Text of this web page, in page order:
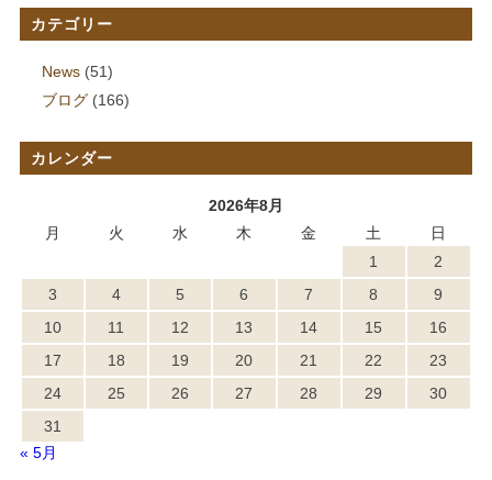
カテゴリー
News(51)
ブログ(166)
カレンダー
2026年8月
月
火 水 木 金 土
日
1
2
3
4 5 6 7 8
9
10
11 12 13 14 15
16
17
18 19 20 21 22
23
24
25 26 27 28 29
30
31
« 5月